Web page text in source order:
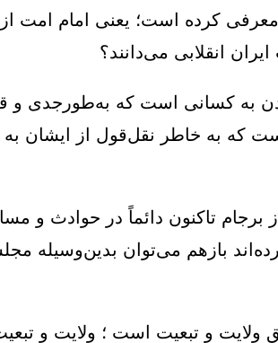
کرده است؛ یعنی امام امت
به کسانی است که به‌طورجدی و
که به خاطر نقل‌قول از ایشان
تاکنون دائماً در حوادث و
بازهم می‌توان بدین‌وسیله
و تبعیت است ؛ ولایت و